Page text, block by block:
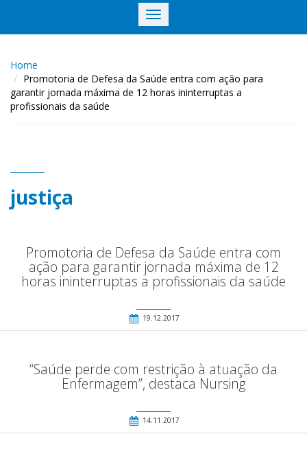
Toggle
navigation
Home
Promotoria de Defesa da Saúde entra com ação para
garantir jornada máxima de 12 horas ininterruptas a
profissionais da saúde
justiça
Promotoria de Defesa da Saúde entra com
ação para garantir jornada máxima de 12
horas ininterruptas a profissionais da saúde
19.12.2017
“Saúde perde com restrição à atuação da
Enfermagem”, destaca Nursing
14.11.2017